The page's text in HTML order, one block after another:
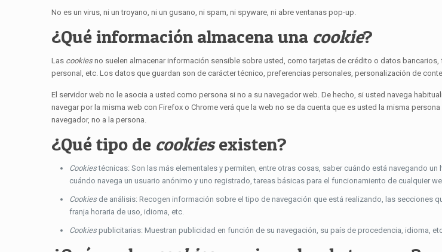
No es un virus, ni un troyano, ni un gusano, ni spam, ni spyware, ni abre ventanas pop-up.
¿Qué información almacena una cookie?
Las cookiesno suelen almacenar información sensible sobre usted, como tarjetas de crédito o datos
personal, etc. Los datos que guardan son de carácter técnico, preferencias personales, personalización de
El servidor web no le asocia a usted como persona si no a su navegador web. De hecho, si usted navega
navegar por la misma web con Firefox o Chrome verá que la web no se da cuenta que es usted la misma
navegador, no a la persona.
¿Qué tipo de cookiesexisten?
Cookiestécnicas: Son las más elementales y permiten, entre otras cosas, saber cuándo está navegando
cuándo navega un usuario anónimo y uno registrado, tareas básicas para el funcionamiento de cualquier
Cookiesde análisis: Recogen información sobre el tipo de navegación que está realizando, las secciones
franja horaria de uso, idioma, etc.
Cookiespublicitarias: Muestran publicidad en función de su navegación, su país de procedencia, idioma,